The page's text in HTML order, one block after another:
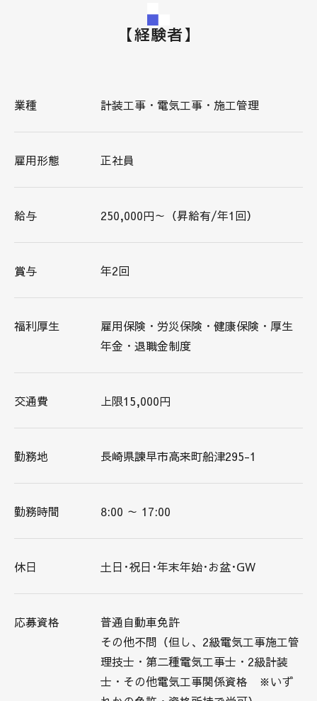
【経験者】
業種
雇用形態
給与
賞与
福利厚生
交通費
勤務地
勤務時間
休日
応募資格
計装工事・電気工事・施工管理
正社員
250,000円～（昇給有/年1回）
年2回
雇用保険・労災保険・健康保険・厚生
年金・退職金制度
上限15,000円
長崎県諫早市高来町船津295-1
8:00 ～ 17:00
土日･祝日･年末年始･お盆･GW
普通自動車免許
その他不問（但し、2級電気工事施工管
理技士・第二種電気工事士・2級計装
士・その他電気工事関係資格 ※いず